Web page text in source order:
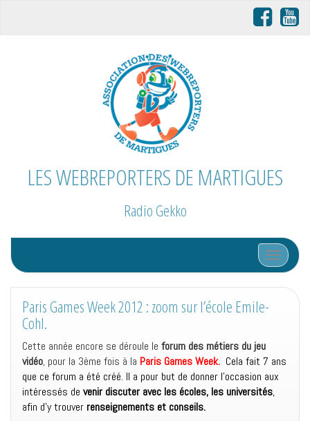
LES WEBREPORTERS DE MARTIGUES
Radio Gekko
Afficher/
Paris Games Week 2012 : zoom sur l’école Emile-
Cohl.
Cette année encore se déroule le forum des métiers du jeu
vidéo, pour la 3ème fois à la Paris Games Week. Cela fait 7 ans
que ce forum a été créé. Il a pour but de donner l’occasion aux
intéressés de venir discuter avec les écoles, les universités,
afin d’y trouver renseignements et conseils.